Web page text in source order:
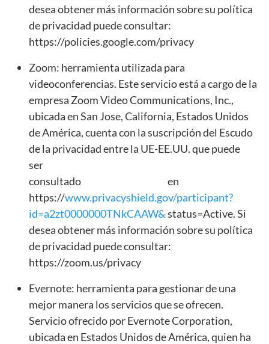
desea obtener más información sobre su política
de privacidad puede consultar:
https://policies.google.com/privacy
Zoom: herramienta utilizada para
videoconferencias. Este servicio está a cargo de la
empresa Zoom Video Communications, Inc.,
ubicada en San Jose, California, Estados Unidos
de América, cuenta con la suscripción del Escudo
de la privacidad entre la UE-EE.UU. que puede
ser
consultado en
https://www.privacyshield.gov/participant?
id=a2zt0000000TNkCAAW&status=Active. Si
desea obtener más información sobre su política
de privacidad puede consultar:
https://zoom.us/privacy
Evernote: herramienta para gestionar de una
mejor manera los servicios que se ofrecen.
Servicio ofrecido por Evernote Corporation,
ubicada en Estados Unidos de América, quien ha